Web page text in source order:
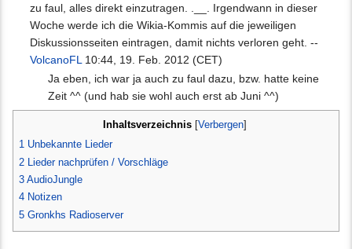
zu faul, alles direkt einzutragen. .__. Irgendwann in dieser
Woche werde ich die Wikia-Kommis auf die jeweiligen
Diskussionsseiten eintragen, damit nichts verloren geht. --
VolcanoFL 10:44, 19. Feb. 2012 (CET)
Ja eben, ich war ja auch zu faul dazu, bzw. hatte keine
Zeit ^^ (und hab sie wohl auch erst ab Juni ^^)
Inhaltsverzeichnis[ Verbergen]
1 Unbekannte Lieder
2
Lieder nachprüfen / Vorschläge
3 AudioJungle
4 Notizen
5 Gronkhs Radioserver